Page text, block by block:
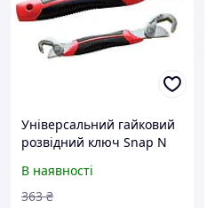
Універсальний гайковий
розвідний ключ Snap N
авто, інженерів ! BEST
В наявності
363 ₴